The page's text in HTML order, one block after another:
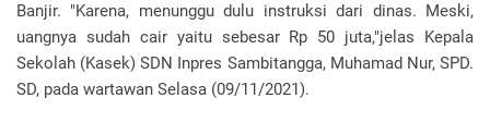
Banjir. "Karena, menunggu dulu instruksi dari dinas. Meski,
uangnya sudah cair yaitu sebesar Rp 50 juta,"jelas Kepala
Sekolah (Kasek) SDN Inpres Sambitangga, Muhamad Nur, SPD.
SD, pada wartawan Selasa (09/11/2021).